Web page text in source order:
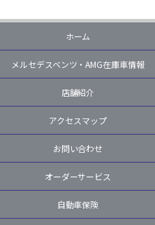
ホーム
メルセデスベンツ・AMG在庫車情報
店舗紹介
アクセスマップ
お問い合わせ
オーダーサービス
自動車保険